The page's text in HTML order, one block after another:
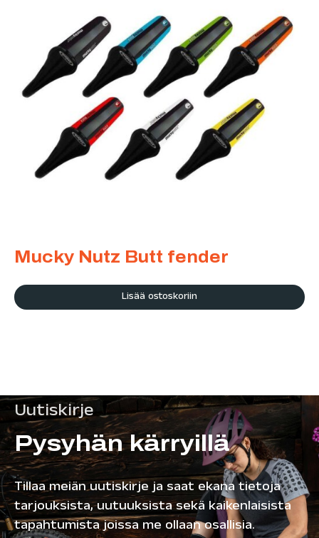
Mucky Nutz Butt fender
Lisää ostoskoriin
Uutiskirje
Pysyhän kärryillä
Tillaa meiän uutiskirje ja saat ekana tietoja
tarjouksista, uutuuksista sekä kaikenlaisista
tapahtumista joissa me ollaan osallisia.